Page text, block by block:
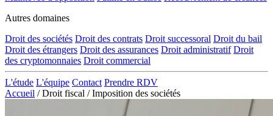
Autres domaines
Droit des sociétés Droit des contrats Droit successoral Droit du bail
Droit des étrangers Droit des assurances Droit administratif Droit
des cryptomonnaies Droit commercial
L'étude L'équipe Contact Prendre RDV
Accueil / Droit fiscal / Imposition des sociétés